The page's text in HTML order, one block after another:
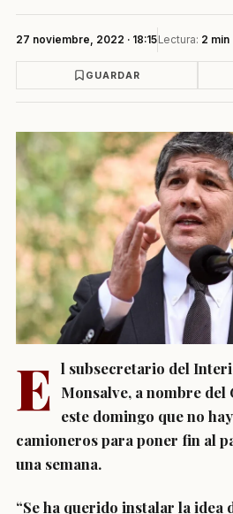
27 noviembre, 2022 · 18:15Lectura: 2 min
GUARDAR
E l subsecretario del
Monsalve, a nombre
este domingo que no
camioneros para poner fin al
una semana.
“Se ha querido instalar la idea